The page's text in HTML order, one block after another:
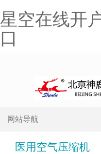
星空在线开
口
网站导航
医用空气压缩机